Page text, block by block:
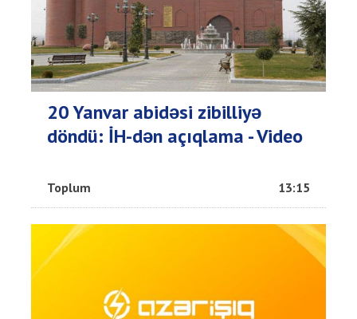
20 Yanvar abidəsi zibilliyə
döndü: İH-dən açıqlama - Video
Toplum 13:15